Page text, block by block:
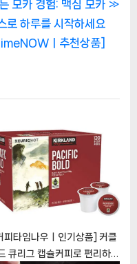
모카 경험: 맥심 모카
로 하루를 시작하세요
ㅣ추천상품]
피타임나우ㅣ인기상품] 커클
큐리그 캡슐커피로 편리하고